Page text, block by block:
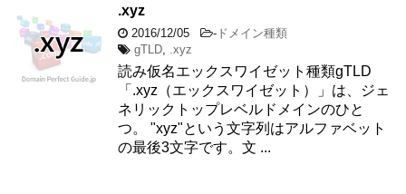
.xyz
2016/12/05 - ドメイン種類
gTLD
.xyz
読み仮名エックスワイゼット種類gTLD
「.xyz（エックスワイゼット）」は、ジェ
ネリックトップレベルドメインのひと
つ。 "xyz"という文字列はアルファベット
の最後3文字です。文 ...